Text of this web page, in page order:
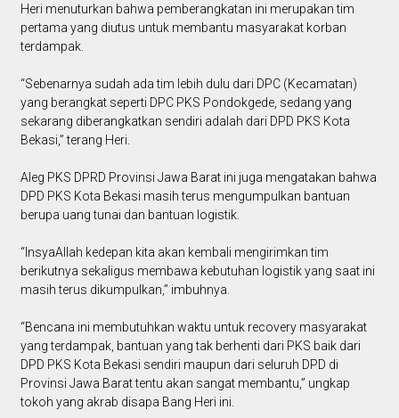
Heri menuturkan bahwa pemberangkatan ini merupakan tim
pertama yang diutus untuk membantu masyarakat korban
terdampak.
“Sebenarnya sudah ada tim lebih dulu dari DPC (Kecamatan)
yang berangkat seperti DPC PKS Pondokgede, sedang yang
sekarang diberangkatkan sendiri adalah dari DPD PKS Kota
Bekasi,” terang Heri.
Aleg PKS DPRD Provinsi Jawa Barat ini juga mengatakan bahwa
DPD PKS Kota Bekasi masih terus mengumpulkan bantuan
berupa uang tunai dan bantuan logistik.
“InsyaAllah kedepan kita akan kembali mengirimkan tim
berikutnya sekaligus membawa kebutuhan logistik yang saat ini
masih terus dikumpulkan,” imbuhnya.
“Bencana ini membutuhkan waktu untuk recovery masyarakat
yang terdampak, bantuan yang tak berhenti dari PKS baik dari
DPD PKS Kota Bekasi sendiri maupun dari seluruh DPD di
Provinsi Jawa Barat tentu akan sangat membantu,” ungkap
tokoh yang akrab disapa Bang Heri ini.